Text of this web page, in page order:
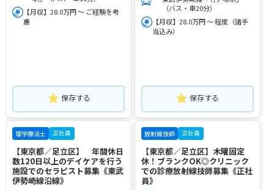
【月収】28.0万円 ～ ご経験を考
慮
保存する
（バス・車20分）
【月収】28.0万円 ～ 程度（諸手
当込み）
保存する
理学療法士 正社員
【東京都／足立区】 年間休日
数120日以上のデイケアを行う
施設でのセラピスト募集《東武
伊勢崎線沿線》
放射線技師 正社員
【東京都／足立区】木曜固定
休！ブランクOK◎クリニック
での診療放射線技師募集《正社
員》